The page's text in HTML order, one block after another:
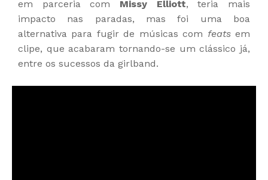
em parceria com Missy Elliott, teria mais
impacto nas paradas, mas foi uma boa
alternativa para fugir de músicas com featsem
clipe, que acabaram tornando-se um clássico já,
entre os sucessos da girlband.